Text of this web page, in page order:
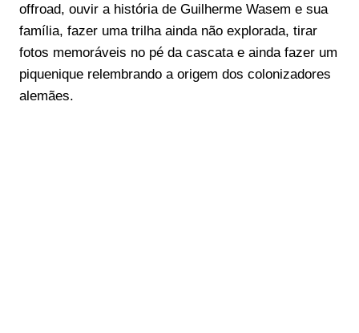
offroad, ouvir a história de Guilherme Wasem e sua
família, fazer uma trilha ainda não explorada, tirar
fotos memoráveis no pé da cascata e ainda fazer um
piquenique relembrando a origem dos colonizadores
alemães.